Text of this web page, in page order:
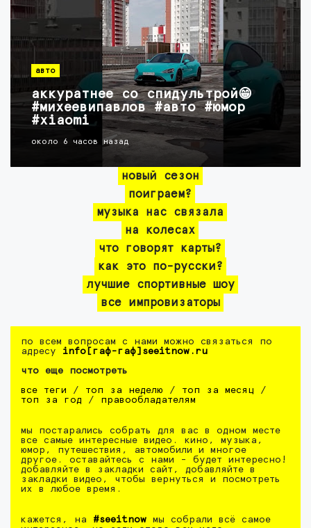
авто
аккуратнее со спидультрой😁
#михеевипавлов #авто #юмор
#xiaomi
около 6 часов назад
новый сезон
поиграем?
музыка нас связала
на колесах
что говорят карты?
как это по-русски?
лучшие спортивные шоу
все импровизаторы
по всем вопросам с нами можно связаться по
адресу info[гаф-гаф]seeitnow.ru
что еще посмотреть
все теги / топ за неделю / топ за месяц /
топ за год / правообладателям
мы постарались собрать для вас в одном месте
все самые интересные видео. кино, музыка,
юмор, путешествия, автомобили и многое
другое. оставайтесь с нами - будет интересно!
добавляйте в закладки сайт, добавляйте в
закладки видео, чтобы вернуться и посмотреть
их в любое время.
кажется, на #seeitnow мы собрали всё самое